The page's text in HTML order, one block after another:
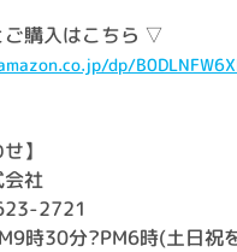
ご購入はこちら ▽
dp/
】
会社
2721
時30分?PM6時(土日祝